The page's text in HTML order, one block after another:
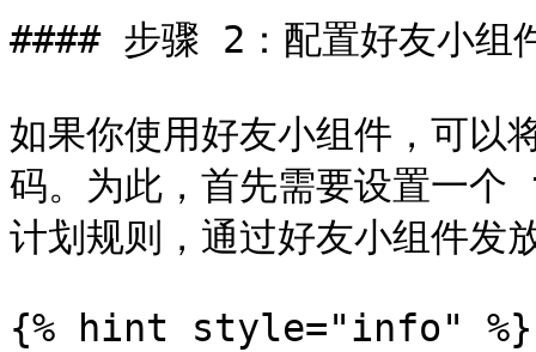
#### 步骤 2：配置好友小组
如果你使用好友小组件，可以
码。为此，首先需要设置一
计划规则，通过好友小组件发
{% hint style="info" %}